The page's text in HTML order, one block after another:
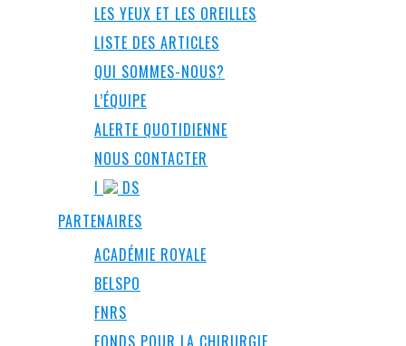
LES YEUX ET LES OREILLES
LISTE DES ARTICLES
QUI SOMMES-NOUS?
L’ÉQUIPE
ALERTE QUOTIDIENNE
NOUS CONTACTER
I
DS
PARTENAIRES
ACADÉMIE ROYALE
BELSPO
FNRS